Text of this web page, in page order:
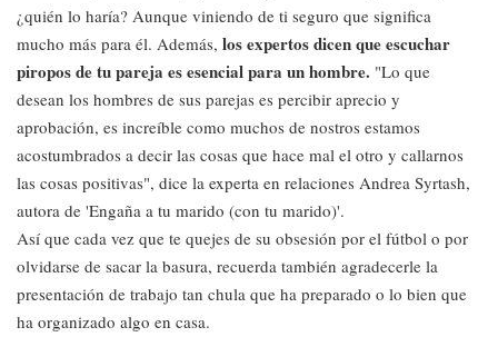
¿quién lo haría? Aunque viniendo de ti seguro que significa
mucho más para él. Además, los expertos dicen que escuchar
piropos de tu pareja es esencial para un hombre. "Lo que
desean los hombres de sus parejas es percibir aprecio y
aprobación, es increíble como muchos de nostros estamos
acostumbrados a decir las cosas que hace mal el otro y callarnos
las cosas positivas", dice la experta en relaciones Andrea Syrtash,
autora de 'Engaña a tu marido (con tu marido)'.
Así que cada vez que te quejes de su obsesión por el fútbol o por
olvidarse de sacar la basura, recuerda también agradecerle la
presentación de trabajo tan chula que ha preparado o lo bien que
ha organizado algo en casa.